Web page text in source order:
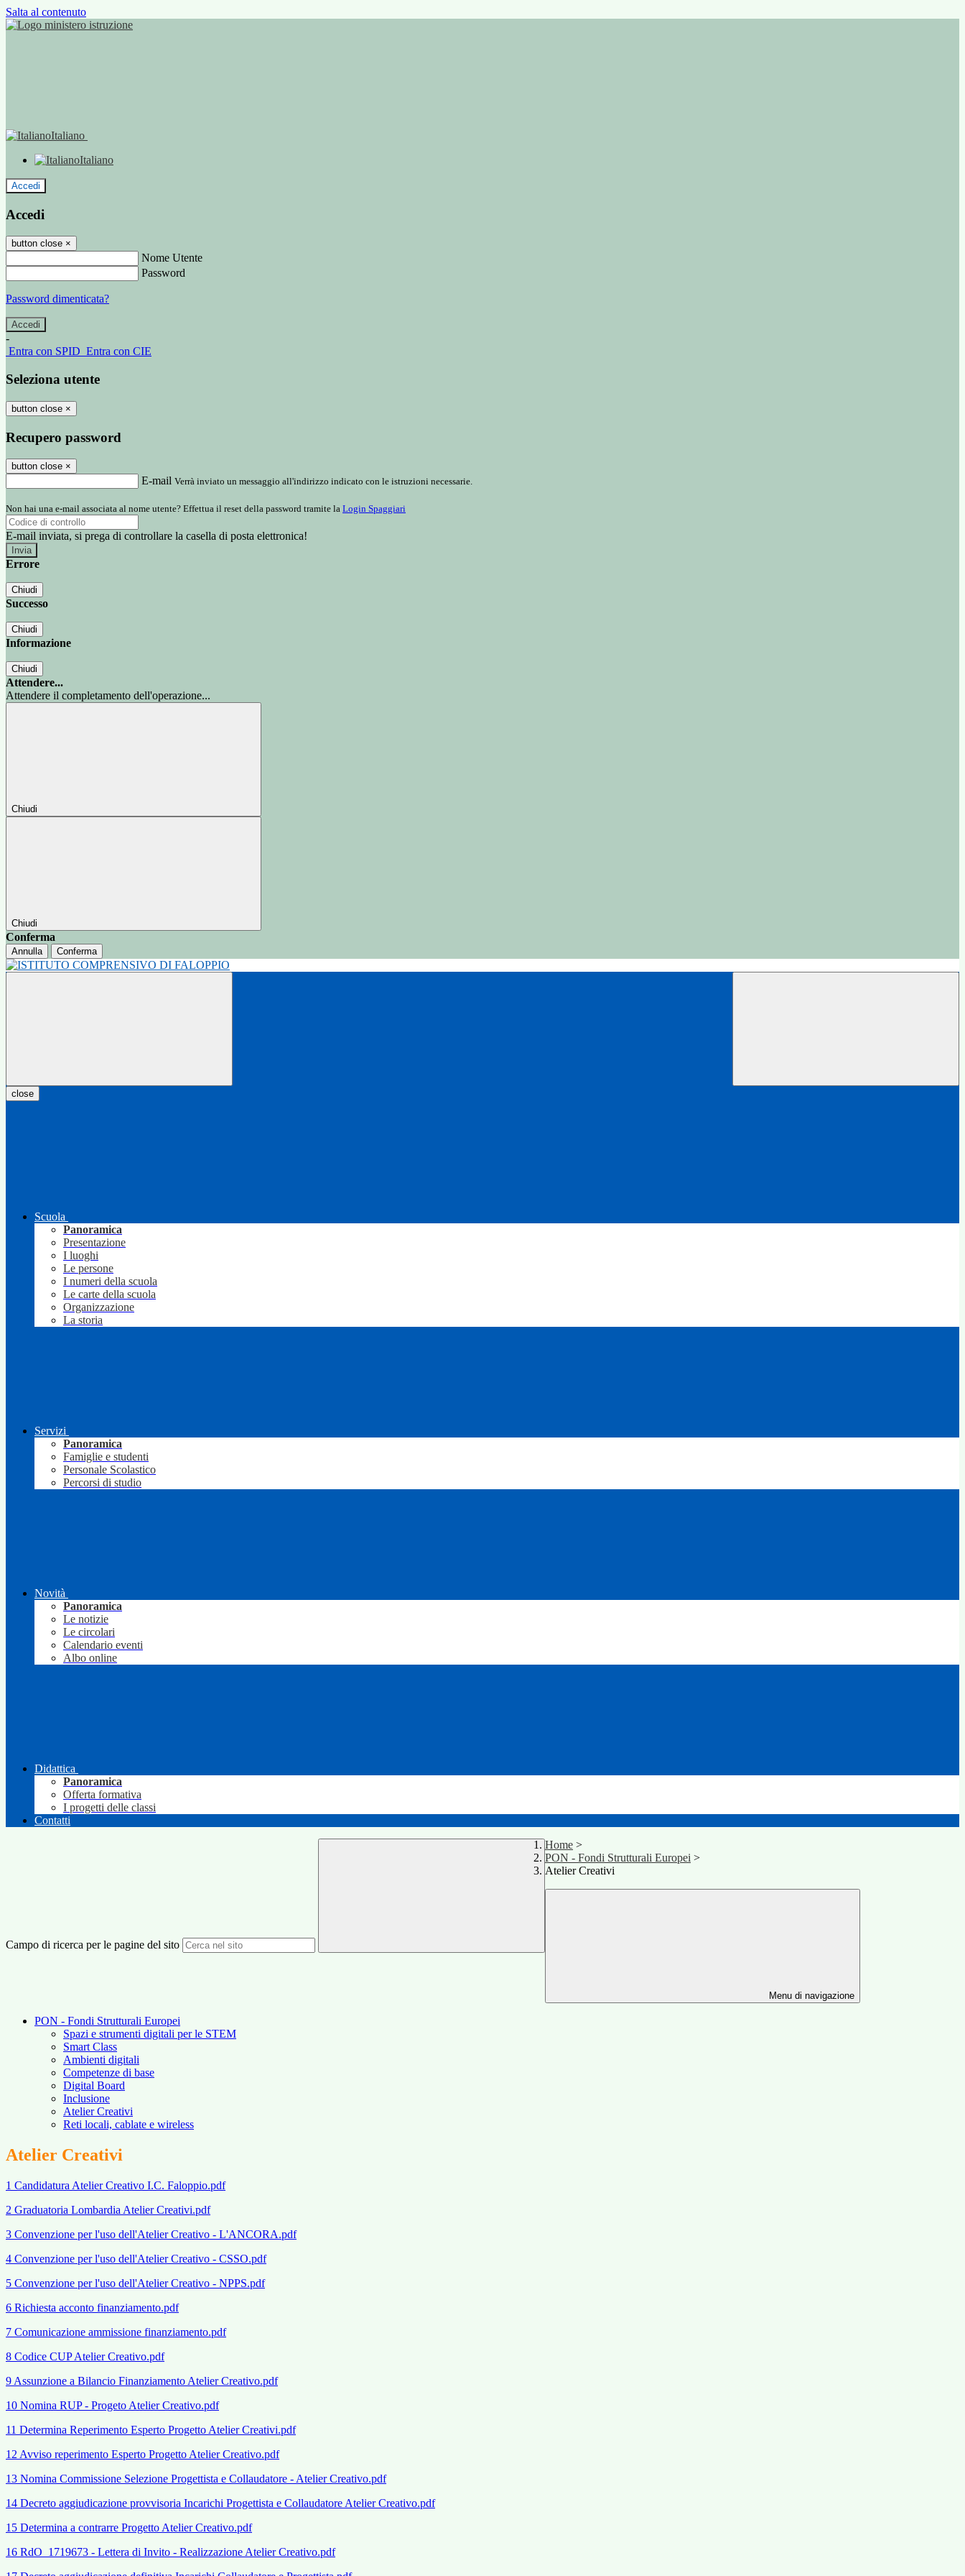
Salta al contenuto
Italiano
Italiano
Accedi
Accedi
button close ×
Nome Utente
Password
Password dimenticata?
-
Entra con SPID Entra con CIE
Seleziona utente
button close ×
Recupero password
button close ×
E-mail Verrà inviato un messaggio all'indirizzo indicato con le istruzioni necessarie.
Non hai una e-mail associata al nome utente? Effettua il reset della password tramite la Login Spaggiari
E-mail inviata, si prega di controllare la casella di posta elettronica!
Errore
Chiudi
Successo
Chiudi
Informazione
Chiudi
Attendere...
Attendere il completamento dell'operazione...
Chiudi
Chiudi
Conferma
Annulla Conferma
close
Scuola
Panoramica
Presentazione
I luoghi
Le persone
I numeri della scuola
Le carte della scuola
Organizzazione
La storia
Servizi
Panoramica
Famiglie e studenti
Personale Scolastico
Percorsi di studio
Novità
Panoramica
Le notizie
Le circolari
Calendario eventi
Albo online
Didattica
Panoramica
Offerta formativa
I progetti delle classi
Contatti
Campo di ricerca per le pagine del sito
Home >
PON - Fondi Strutturali Europei >
Atelier Creativi
Menu di navigazione
PON - Fondi Strutturali Europei
Spazi e strumenti digitali per le STEM
Smart Class
Ambienti digitali
Competenze di base
Digital Board
Inclusione
Atelier Creativi
Reti locali, cablate e wireless
Atelier Creativi
1 Candidatura Atelier Creativo I.C. Faloppio.pdf
2 Graduatoria Lombardia Atelier Creativi.pdf
3 Convenzione per l'uso dell'Atelier Creativo - L'ANCORA.pdf
4 Convenzione per l'uso dell'Atelier Creativo - CSSO.pdf
5 Convenzione per l'uso dell'Atelier Creativo - NPPS.pdf
6 Richiesta acconto finanziamento.pdf
7 Comunicazione ammissione finanziamento.pdf
8 Codice CUP Atelier Creativo.pdf
9 Assunzione a Bilancio Finanziamento Atelier Creativo.pdf
10 Nomina RUP - Progeto Atelier Creativo.pdf
11 Determina Reperimento Esperto Progetto Atelier Creativi.pdf
12 Avviso reperimento Esperto Progetto Atelier Creativo.pdf
13 Nomina Commissione Selezione Progettista e Collaudatore - Atelier Creativo.pdf
14 Decreto aggiudicazione provvisoria Incarichi Progettista e Collaudatore Atelier Creativo.pdf
15 Determina a contrarre Progetto Atelier Creativo.pdf
16 RdO_1719673 - Lettera di Invito - Realizzazione Atelier Creativo.pdf